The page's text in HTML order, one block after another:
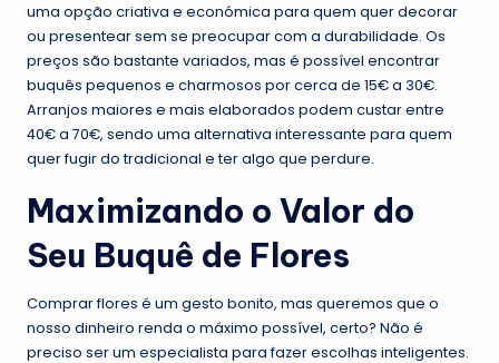
uma opção criativa e económica para quem quer decorar
ou presentear sem se preocupar com a durabilidade. Os
preços são bastante variados, mas é possível encontrar
buquês pequenos e charmosos por cerca de 15€ a 30€.
Arranjos maiores e mais elaborados podem custar entre
40€ a 70€, sendo uma alternativa interessante para quem
quer fugir do tradicional e ter algo que perdure.
Maximizando o Valor do
Seu Buquê de Flores
Comprar flores é um gesto bonito, mas queremos que o
nosso dinheiro renda o máximo possível, certo? Não é
preciso ser um especialista para fazer escolhas inteligentes.